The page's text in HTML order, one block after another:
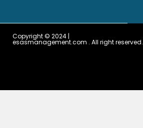
Copyright © 2024 |
esasmanagement.com . All right reserved.